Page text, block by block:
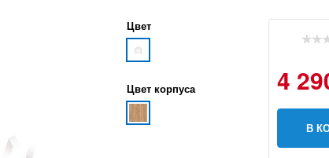
Цвет
Цвет корпуса 4
В